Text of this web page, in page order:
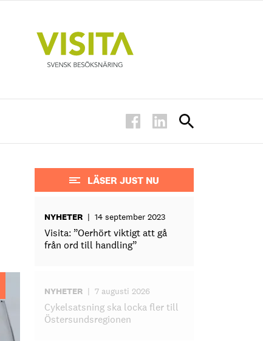
LÄSER JUST NU
NYHETER | 14 september 2023
Visita: ”Oerhört viktigt att gå
från ord till handling”
NYHETER | 7 augusti 2026
Cykelsatsning ska locka fler till
Östersundsregionen